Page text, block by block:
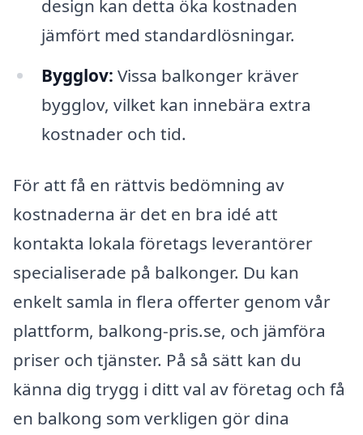
design kan detta öka kostnaden
jämfört med standardlösningar.
Bygglov: Vissa balkonger kräver
bygglov, vilket kan innebära extra
kostnader och tid.
För att få en rättvis bedömning av
kostnaderna är det en bra idé att
kontakta lokala företags leverantörer
specialiserade på balkonger. Du kan
enkelt samla in flera offerter genom vår
plattform, balkong-pris.se, och jämföra
priser och tjänster. På så sätt kan du
känna dig trygg i ditt val av företag och få
en balkong som verkligen gör dina